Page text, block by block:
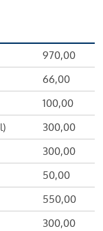
970,00
66,00
100,00
300,00
300,00
50,00
550,00
300,00